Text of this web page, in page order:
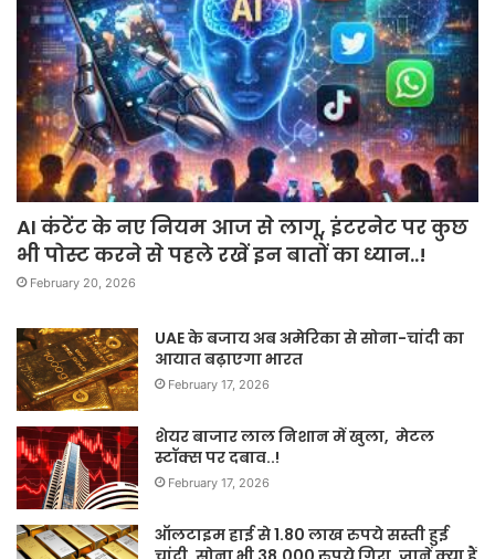
AI कंटेंट के नए नियम आज से लागू, इंटरनेट पर कुछ
भी पोस्ट करने से पहले रखें इन बातों का ध्यान..!
February 20, 2026
UAE के बजाय अब अमेरिका से सोना-चांदी का
आयात बढ़ाएगा भारत
February 17, 2026
शेयर बाजार लाल निशान में खुला, मेटल
स्टॉक्स पर दबाव..!
February 17, 2026
ऑलटाइम हाई से 1.80 लाख रुपये सस्ती हुई